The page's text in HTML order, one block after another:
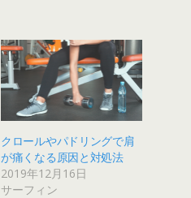
クロールやパドリングで肩
が痛くなる原因と対処法
2019年12月16日
サーフィン